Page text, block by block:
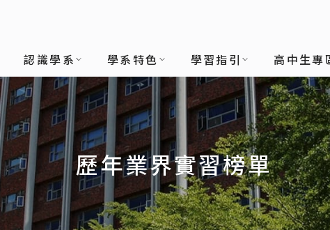
認識學系 學系特色 學習指引 高中生專
歷年業界實習榜單